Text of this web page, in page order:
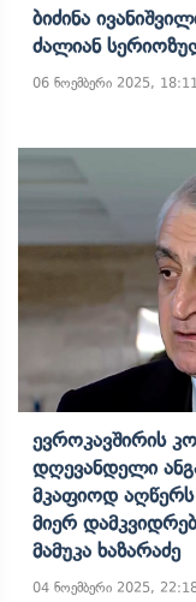
Ბიძინა
Ძალიან
06 ნოემბერი 2025, 18:11
Ევროკავშირის
Დღევანდელი
Მკაფიოდ
Მიერ
Მამუკა Ხაზარაძე
04 ნოემბერი 2025,